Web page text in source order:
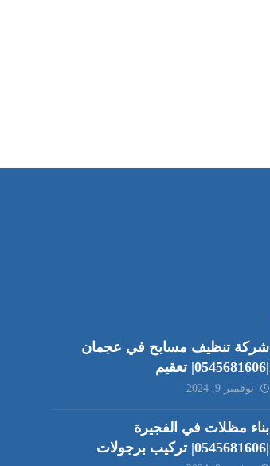
شركة تنظيف مسابح في عجمان
|0545681606| تعقيم
نوفمبر 9, 2024
بناء مظلات في الفجيرة
|0545681606| تركيب برجولات